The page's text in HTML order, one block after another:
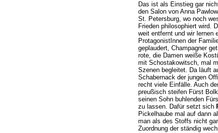
Das ist als Einstieg gar
den Salon von Anna
St. Petersburg, wo noch
Frieden philosophiert wird.
weit entfernt und wir lernen
ProtagonistInnen der
geplaudert, Champagner
rote, die Damen weiße
mit Schostakowitsch, mal
Szenen begleitet. Da läuft
Schabernack der jungen
recht viele Einfälle. Auch
preußisch steifen Fürst
seinen Sohn buhlenden
zu lassen. Dafür setzt sich
Pickelhaube mal auf dann
man als des Stoffs nicht
Zuordnung der ständig